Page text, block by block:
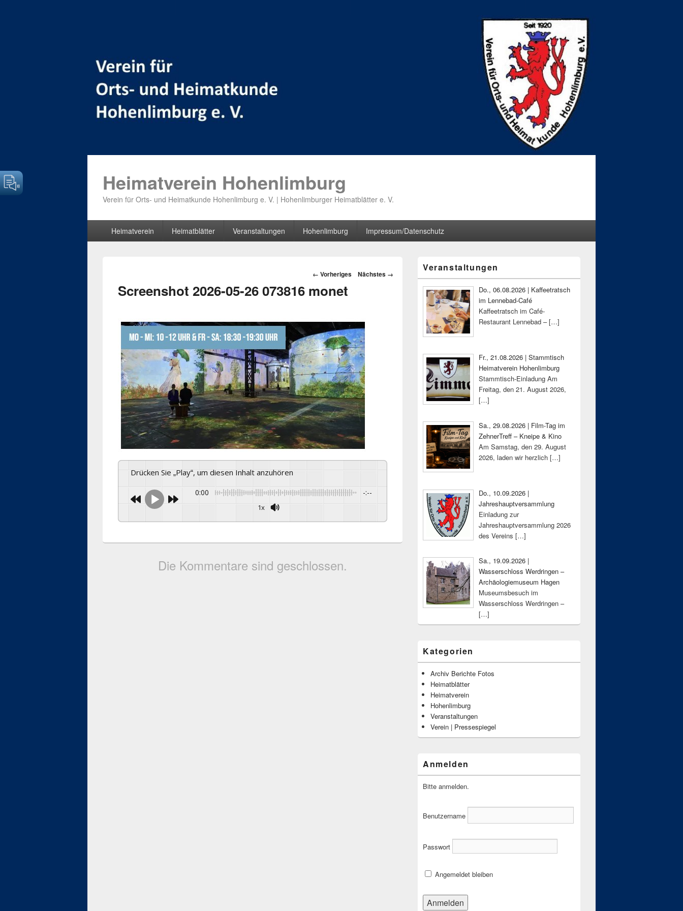
Heimatverein Hohenlimburg
Verein für Orts- und Heimatkunde Hohenlimburg e. V. | Hohenlimburger Heimatblätter e. V.
Heimatverein Heimatblätter Veranstaltungen Hohenlimburg Impressum/Datenschutz
Bilder-
← Vorheriges Nächstes →
Screenshot 2026-05-26 073816 monet
Drücken Sie „Play“, um diesen Inhalt anzuhören
0:00 -:--
1x
Die Kommentare sind geschlossen.
Seitenleisten-
Widgetbereich
Veranstaltungen
Do., 06.08.2026 | Kaffeetratsch
im Lennebad-Café
Kaffeetratsch im Café-
Restaurant Lennebad –[…]
Fr., 21.08.2026 | Stammtisch
Heimatverein Hohenlimburg
Stammtisch-Einladung Am
Freitag, den 21. August 2026,
[…]
Sa., 29.08.2026 | Film-Tag im
ZehnerTreff – Kneipe & Kino
Am Samstag, den 29. August
2026, laden wir herzlich […]
Do., 10.09.2026 |
Jahreshauptversammlung
Einladung zur
Jahreshauptversammlung 2026
des Vereins […]
Sa., 19.09.2026 |
Wasserschloss Werdringen –
Archäologiemuseum Hagen
Museumsbesuch im
Wasserschloss Werdringen –
[…]
Kategorien
Archiv Berichte Fotos
Heimatblätter
Heimatverein
Hohenlimburg
Veranstaltungen
Verein | Pressespiegel
Anmelden
Bitte anmelden.
Benutzername
Passwort
Angemeldet bleiben